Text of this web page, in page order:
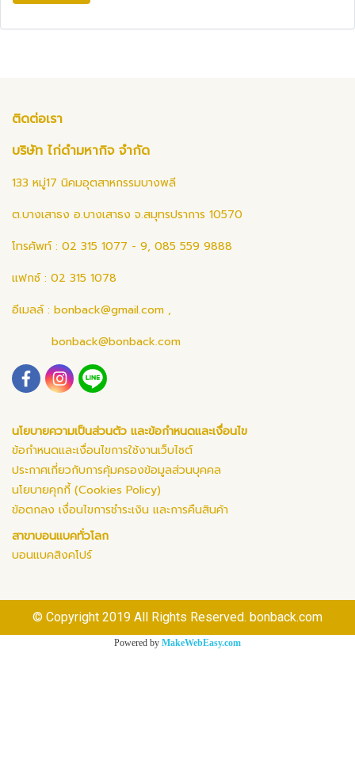
ติดต่อเรา
บริษัท ไก่ดำมหากิจ จำกัด
133 หมู่17 นิคมอุตสาหกรรมบางพลี
ต.บางเสาธง อ.บางเสาธง จ.สมุทรปราการ 10570
โทรศัพท์ : 02 315 1077 - 9, 085 559 9888
แฟกซ์ : 02 315 1078
อีเมลล์ : bonback@gmail.com ,
bonback@bonback.com
นโยบายความเป็นส่วนตัว และข้อกำหนดและเงื่อนไข
ข้อกำหนดและเงื่อนไขการใช้งานเว็บไซต์
ประกาศเกี่ยวกับการคุ้มครองข้อมูลส่วนบุคคล
นโยบายคุกกี้ (Cookies Policy)
ข้อตกลง เงื่อนไขการชำระเงิน และการคืนสินค้า
สาขาบอนแบคทั่วโลก
บอนแบคสิงคโปร์
© Copyright 2019 All Rights Reserved. bonback.com
Powered by MakeWebEasy.com